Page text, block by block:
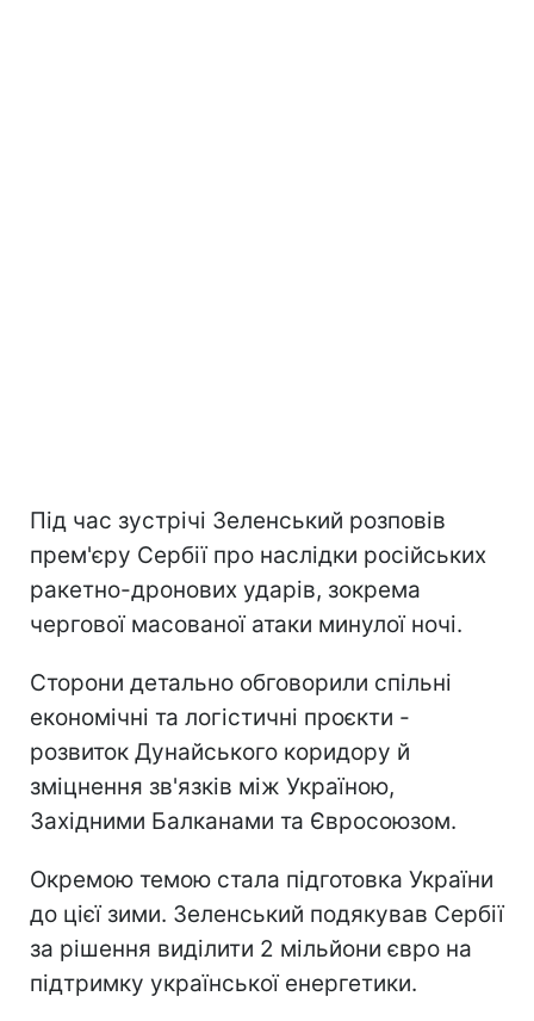
Під час зустрічі Зеленський розповів
прем'єру Сербії про наслідки російських
ракетно-дронових ударів, зокрема
чергової масованої атаки минулої ночі.
Сторони детально обговорили спільні
економічні та логістичні проєкти -
розвиток Дунайського коридору й
зміцнення зв'язків між Україною,
Західними Балканами та Євросоюзом.
Окремою темою стала підготовка України
до цієї зими. Зеленський подякував Сербії
за рішення виділити 2 мільйони євро на
підтримку української енергетики.